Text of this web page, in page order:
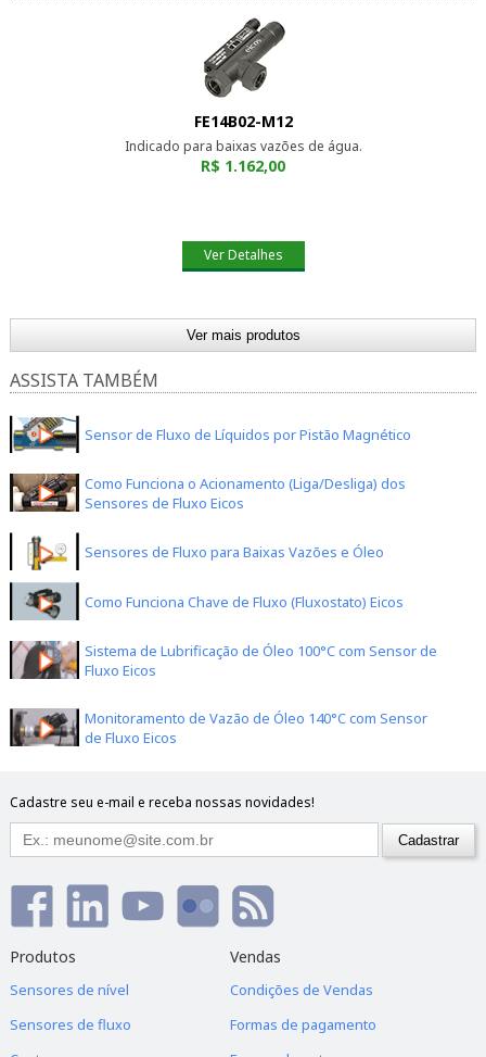
FE14B02-M12
Indicado para baixas vazões de água.
R$ 1.162,00
Ver Detalhes
FE14B04-M12
Ver Detalhes
FA14B02-M12
Ver Detalhes
FA14B04-M12
Ver mais produtos
ASSISTA TAMBÉM
Sensor de Fluxo de Líquidos por Pistão Magnético
Como Funciona o Acionamento (Liga/Desliga) dos
Sensores de Fluxo Eicos
Sensores de Fluxo para Baixas Vazões e Óleo
Como Funciona Chave de Fluxo (Fluxostato) Eicos
Sistema de Lubrificação de Óleo 100°C com Sensor de
Fluxo Eicos
Monitoramento de Vazão de Óleo 140°C com Sensor
de Fluxo Eicos
Cadastre seu e-mail e receba nossas novidades!
Produtos
Sensores de nível
Sensores de fluxo
Vendas
Condições de Vendas
Formas de pagamento